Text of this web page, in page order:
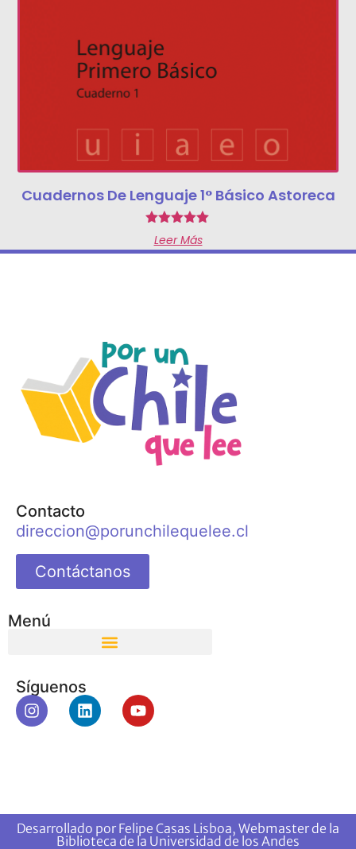
Cuadernos De Lenguaje 1° Básico Astoreca
Valorado
con
Leer Más
Contacto
direccion@porunchilequelee.cl
Contáctanos
Menú
Síguenos
Desarrollado por Felipe Casas Lisboa, Webmaster de la
Biblioteca de la Universidad de los Andes